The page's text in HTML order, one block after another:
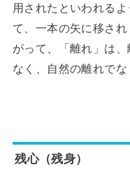
用されたといわれる
て、一本の矢に移さ
がって、「離れ」は
なく、自然の離れでな
残心（残身）